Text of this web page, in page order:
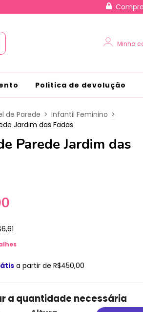
Minha
Politica de devolução
de Parede > Infantil Feminino >
Jardim das Fadas
Parede Jardim das
a partir de R$450,00
a quantidade necessária